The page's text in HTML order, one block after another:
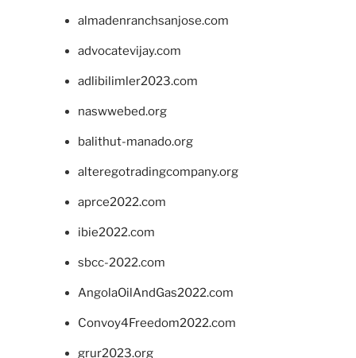
almadenranchsanjose.com
advocatevijay.com
adlibilimler2023.com
naswwebed.org
balithut-manado.org
alteregotradingcompany.org
aprce2022.com
ibie2022.com
sbcc-2022.com
AngolaOilAndGas2022.com
Convoy4Freedom2022.com
grur2023.org